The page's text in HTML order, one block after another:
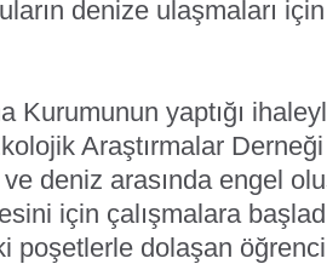
denize ulaşmaları
Kurumunun yaptığı
Araştırmalar
deniz arasında engel
için çalışmalara
poşetlerle dolaşan